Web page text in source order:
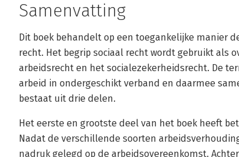
Samenvatting
Dit boek behandelt op een toegankelijke manier
recht. Het begrip sociaal recht wordt gebruikt als
arbeidsrecht en het socialezekerheidsrecht. De
arbeid in ondergeschikt verband en daarmee
bestaat uit drie delen.
Het eerste en grootste deel van het boek heeft
Nadat de verschillende soorten
nadruk gelegd op de arbeidsovereenkomst.